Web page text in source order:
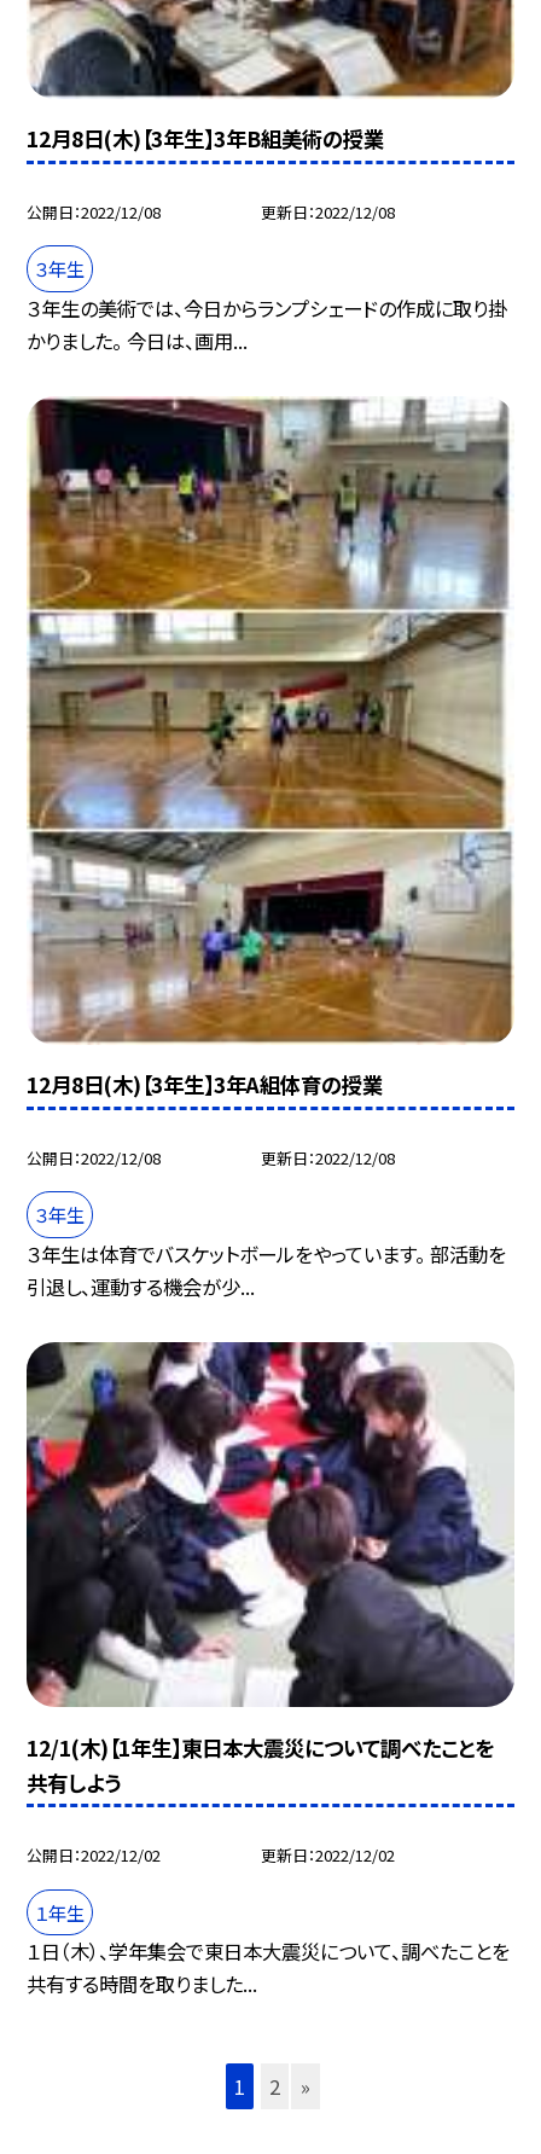
12月8日(木)【3年生】3年B組美術の授業
公開日 2022/12/08 更新日 2022/12/08
３年生
３年生の美術では、今日からランプシェードの作成に取り掛
かりました。 今日は、画用...
12月8日(木)【3年生】3年A組体育の授業
公開日 2022/12/08 更新日 2022/12/08
３年生
３年生は体育でバスケットボールをやっています。 部活動を
引退し、運動する機会が少...
12/1(木)【1年生】東日本大震災について調べたことを
共有しよう
公開日 2022/12/02 更新日 2022/12/02
１年生
１日（木）、学年集会で東日本大震災について、調べたことを
共有する時間を取りました...
1 2 »